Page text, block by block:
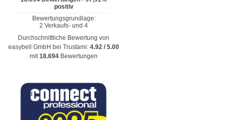
Durchschnittliche Bewertung von
easybell GmbH bei Trustami: 4.92 / 5.00
mit18.694 Bewertungen